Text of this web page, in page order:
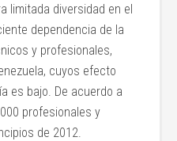
limitada diversidad en el
dependencia de la
y profesionales,
cuyos efecto
es bajo. De acuerdo a
profesionales y
de 2012.